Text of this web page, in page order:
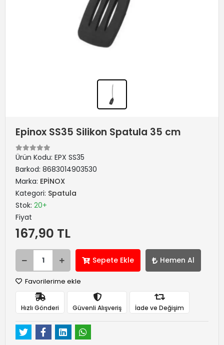
Epinox SS35 Silikon Spatula 35 cm
Ürün Kodu: EPX SS35
Barkod: 8683014903530
Marka: EPİNOX
Kategori: Spatula
Stok: 20+
Fiyat
167,90 TL
Sepete Ekle Hemen Al
Favorilerime ekle
Hızlı Gönderi Güvenli Alışveriş İade ve Değişim